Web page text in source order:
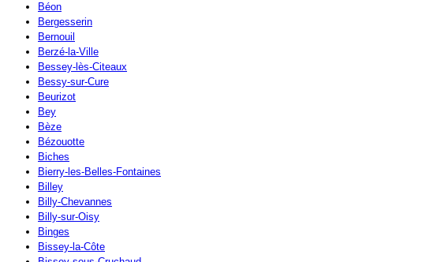
Béon
Bergesserin
Bernouil
Berzé-la-Ville
Bessey-lès-Citeaux
Bessy-sur-Cure
Beurizot
Bey
Bèze
Bézouotte
Biches
Bierry-les-Belles-Fontaines
Billey
Billy-Chevannes
Billy-sur-Oisy
Binges
Bissey-la-Côte